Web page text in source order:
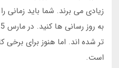
زیادی می برند. شما باید
تر شده اند. اما هنوز برای برخی
است.